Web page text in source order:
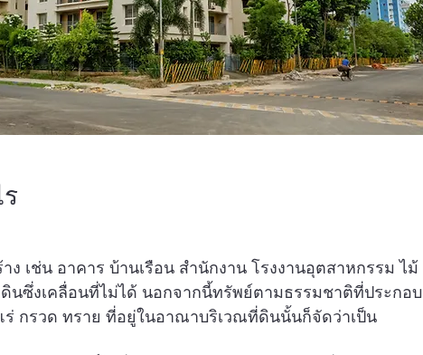
เช่น อาคาร บ้านเรือน สำนักงาน โรงงานอุตสาหกรรม ไม้
นซึ่งเคลื่อนที่ไม่ได้ นอกจากนี้ทรัพย์ตามธรรมชาติที่ประกอบ
ร่ กรวด ทราย ที่อยู่ในอาณาบริเวณที่ดินนั้นก็จัดว่าเป็น